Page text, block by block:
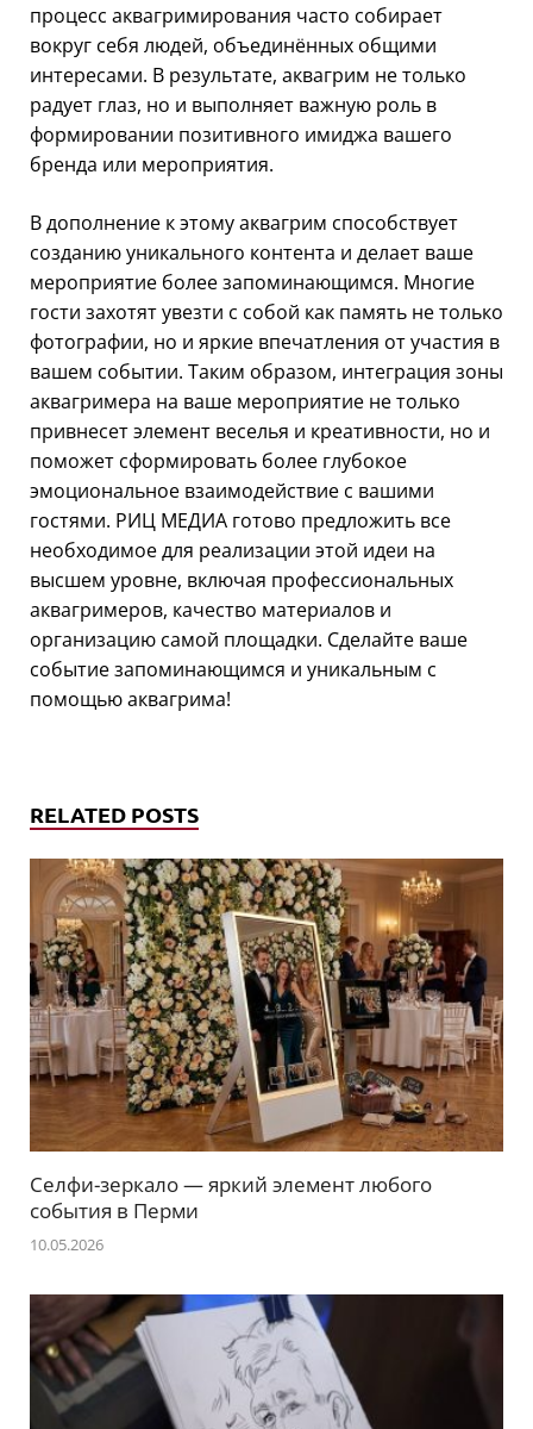
процесс аквагримирования часто собирает
вокруг себя людей, объединённых общими
интересами. В результате, аквагрим не только
радует глаз, но и выполняет важную роль в
формировании позитивного имиджа вашего
бренда или мероприятия.
В дополнение к этому аквагрим способствует
созданию уникального контента и делает ваше
мероприятие более запоминающимся. Многие
гости захотят увезти с собой как память не только
фотографии, но и яркие впечатления от участия в
вашем событии. Таким образом, интеграция зоны
аквагримера на ваше мероприятие не только
привнесет элемент веселья и креативности, но и
поможет сформировать более глубокое
эмоциональное взаимодействие с вашими
гостями. РИЦ МЕДИА готово предложить все
необходимое для реализации этой идеи на
высшем уровне, включая профессиональных
аквагримеров, качество материалов и
организацию самой площадки. Сделайте ваше
событие запоминающимся и уникальным с
помощью аквагрима!
RELATED POSTS
Селфи-зеркало — яркий элемент любого
события в Перми
10.05.2026